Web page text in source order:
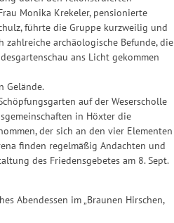
Monika Krekeler, pensionierte
führte die Gruppe kurzweilig und
archäologische Befunde, die
ans Licht gekommen
Gelände.
auf der Weserscholle
in Höxter die
der sich an den vier Elementen
finden regelmäßig Andachten und
des Friedensgebetes am 8. Sept.
Abendessen im „Braunen Hirschen,